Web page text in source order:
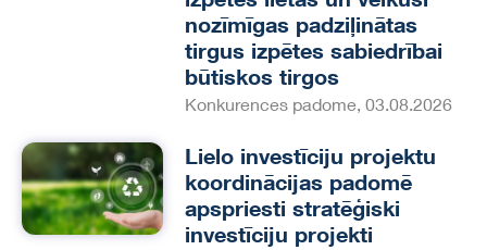
nozīmīgas padziļinātas
tirgus izpētes sabiedrībai
būtiskos tirgos
Konkurences padome, 03.08.2026
Lielo investīciju projektu
koordinācijas padomē
apspriesti stratēģiski
investīciju projekti